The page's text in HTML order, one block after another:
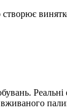
створює
Реальні